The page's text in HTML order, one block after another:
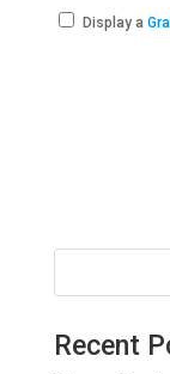
Display a
Recent